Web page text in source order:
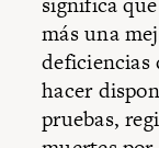
más una
deficiencias
hacer
pruebas,